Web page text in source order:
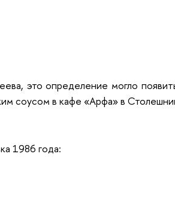
это определение могло
соусом в кафе «Арфа» в
1986 года: